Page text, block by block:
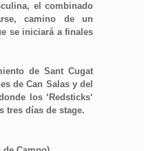
el combinado
camino de un
se iniciará a finales
de Sant Cugat
de Can Salas y del
los ‘Redsticks‘
tres días de stage.